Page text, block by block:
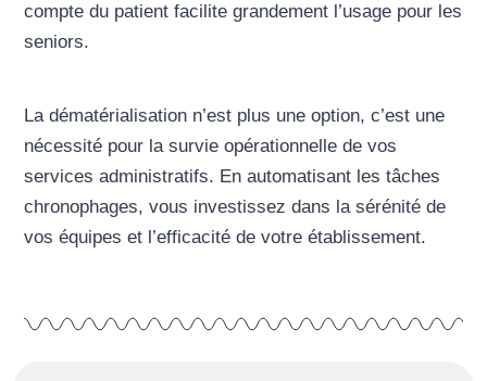
compte du patient facilite grandement l’usage pour les
seniors.
La dématérialisation n’est plus une option, c’est une
nécessité pour la survie opérationnelle de vos
services administratifs. En automatisant les tâches
chronophages, vous investissez dans la sérénité de
vos équipes et l’efficacité de votre établissement.